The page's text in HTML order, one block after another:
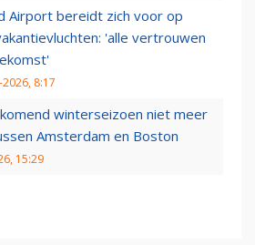
Airport bereidt zich voor op
'alle vertrouwen
8:17
winterseizoen niet meer
Amsterdam en Boston
15:29